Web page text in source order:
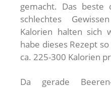
gemacht. Das beste
schlechtes
Kalorien halten sich
habe dieses Rezept
ca. 225-300 Kalorien
Da gerade